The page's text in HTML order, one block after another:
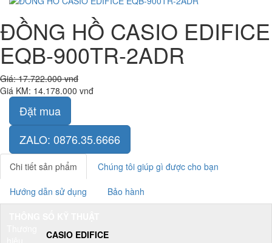
ĐỒNG HỒ CASIO EDIFICE
EQB-900TR-2ADR
Giá:17.722.000 vnđ
Giá KM: 14.178.000 vnđ
Đặt mua
ZALO: 0876.35.6666
Chi tiết sản phẩm Chúng tôi giúp gì được cho bạn
Hướng dẫn sử dụng Bảo hành
CASIO EDIFICE